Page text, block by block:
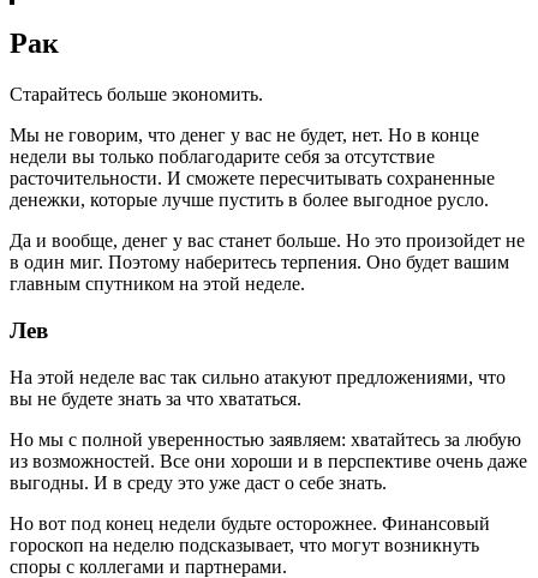
Рак
Старайтесь больше экономить.
Мы не говорим, что денег у вас не будет, нет. Но в конце
недели вы только поблагодарите себя за отсутствие
расточительности. И сможете пересчитывать сохраненные
денежки, которые лучше пустить в более выгодное русло.
Да и вообще, денег у вас станет больше. Но это произойдет не
в один миг. Поэтому наберитесь терпения. Оно будет вашим
главным спутником на этой неделе.
Лев
На этой неделе вас так сильно атакуют предложениями, что
вы не будете знать за что хвататься.
Но мы с полной уверенностью заявляем: хватайтесь за любую
из возможностей. Все они хороши и в перспективе очень даже
выгодны. И в среду это уже даст о себе знать.
Но вот под конец недели будьте осторожнее. Финансовый
гороскоп на неделю подсказывает, что могут возникнуть
споры с коллегами и партнерами.